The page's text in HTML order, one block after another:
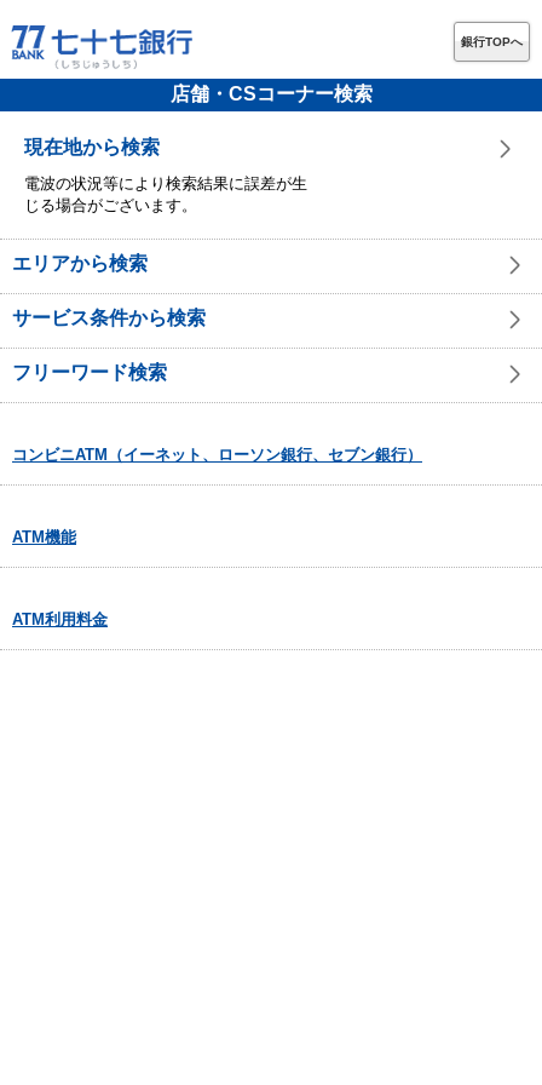
銀行TOPへ
店舗・CSコーナー検索
現在地から検索
電波の状況等により検索結果に誤差が生
じる場合がございます。
エリアから検索
サービス条件から検索
フリーワード検索
コンビニATM（イーネット、ローソン銀行、セブン銀行）
ATM機能
ATM利用料金